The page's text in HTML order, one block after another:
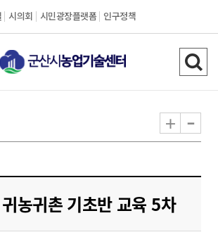
시의회 시민광장플랫폼 인구정책
검
색
기
+ -
농귀촌 기초반 교육 5차